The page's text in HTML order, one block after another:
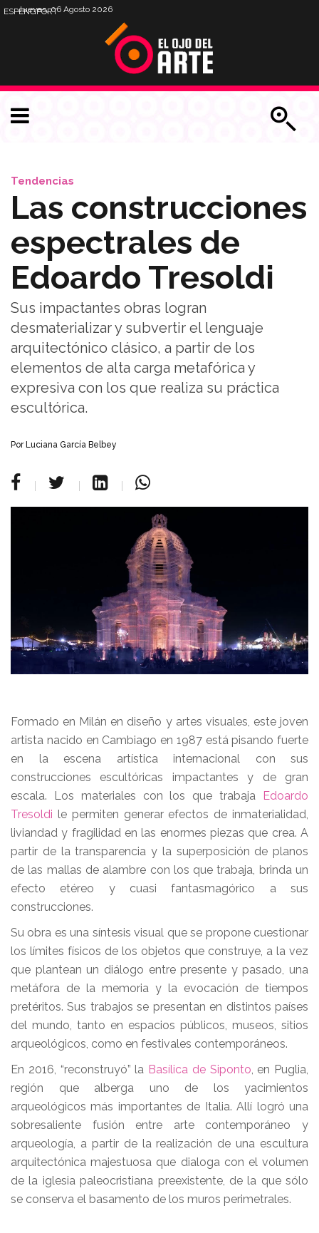
Jueves, 06 Agosto 2026
ESPENGPORT
Tendencias
Las construcciones
espectrales de
Edoardo Tresoldi
Sus impactantes obras logran
desmaterializar y subvertir el lenguaje
arquitectónico clásico, a partir de los
elementos de alta carga metafórica y
expresiva con los que realiza su práctica
escultórica.
Por Luciana García Belbey
Formado en Milán en diseño y artes visuales, este joven
artista nacido en Cambiago en 1987 está pisando fuerte
en la escena artística internacional con sus
construcciones escultóricas impactantes y de gran
escala. Los materiales con los que trabaja Edoardo
Tresoldi le permiten generar efectos de inmaterialidad,
liviandad y fragilidad en las enormes piezas que crea. A
partir de la transparencia y la superposición de planos
de las mallas de alambre con los que trabaja, brinda un
efecto etéreo y cuasi fantasmagórico a sus
construcciones.
Su obra es una síntesis visual que se propone cuestionar
los límites físicos de los objetos que construye, a la vez
que plantean un diálogo entre presente y pasado, una
metáfora de la memoria y la evocación de tiempos
pretéritos. Sus trabajos se presentan en distintos países
del mundo, tanto en espacios públicos, museos, sitios
arqueológicos, como en festivales contemporáneos.
En 2016, “reconstruyó” la Basílica de Siponto, en Puglia,
región que alberga uno de los yacimientos
arqueológicos más importantes de Italia. Allí logró una
sobresaliente fusión entre arte contemporáneo y
arqueología, a partir de la realización de una escultura
arquitectónica majestuosa que dialoga con el volumen
de la iglesia paleocristiana preexistente, de la que sólo
se conserva el basamento de los muros perimetrales.